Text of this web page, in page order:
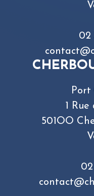
02
Port
1
501OO
02